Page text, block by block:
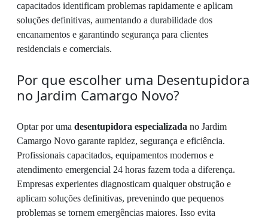
capacitados identificam problemas rapidamente e aplicam
soluções definitivas, aumentando a durabilidade dos
encanamentos e garantindo segurança para clientes
residenciais e comerciais.
Por que escolher uma Desentupidora
no Jardim Camargo Novo?
Optar por uma desentupidora especializada no Jardim
Camargo Novo garante rapidez, segurança e eficiência.
Profissionais capacitados, equipamentos modernos e
atendimento emergencial 24 horas fazem toda a diferença.
Empresas experientes diagnosticam qualquer obstrução e
aplicam soluções definitivas, prevenindo que pequenos
problemas se tornem emergências maiores. Isso evita